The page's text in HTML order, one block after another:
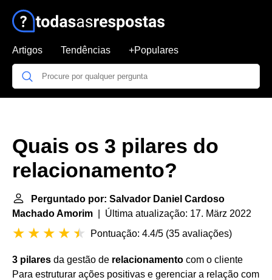
Artigos Tendências +Populares
Quais os 3 pilares do
relacionamento?
Perguntado por: Salvador Daniel Cardoso
Machado Amorim | Última atualização: 17. März 2022
Pontuação: 4.4/5 (35 avaliações)
3 pilares da gestão de relacionamento com o cliente
Para estruturar ações positivas e gerenciar a relação com